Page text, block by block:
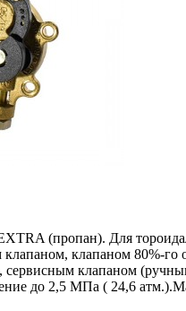
(пропан). Для
клапаном 80%-
клапаном
до 2,5 МПа ( 24,6